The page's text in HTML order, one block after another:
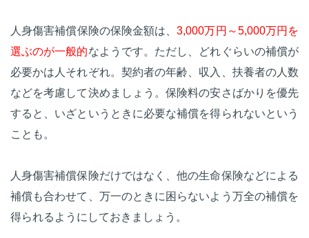
人身傷害補償保険の保険金額は、3,000万円～5,000万円を
選ぶのが一般的なようです。ただし、どれぐらいの補償が
必要かは人それぞれ。契約者の年齢、収入、扶養者の人数
などを考慮して決めましょう。保険料の安さばかりを優先
すると、いざというときに必要な補償を得られないという
ことも。
人身傷害補償保険だけではなく、他の生命保険などによる
補償も合わせて、万一のときに困らないよう万全の補償を
得られるようにしておきましょう。